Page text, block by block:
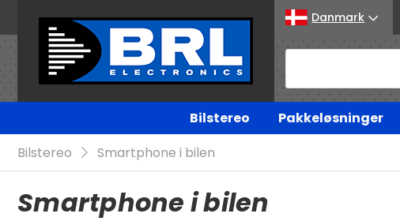
Danmark
Bilstereo Pakkeløsninger
Bilstereo
Smartphone i bilen
Smartphone i bilen